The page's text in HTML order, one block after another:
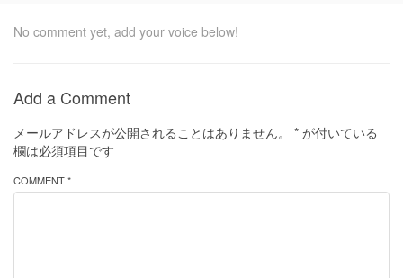
No comment yet, add your voice below!
Add a Comment
メールアドレスが公開されることはありません。 * が付いている
欄は必須項目です
COMMENT *